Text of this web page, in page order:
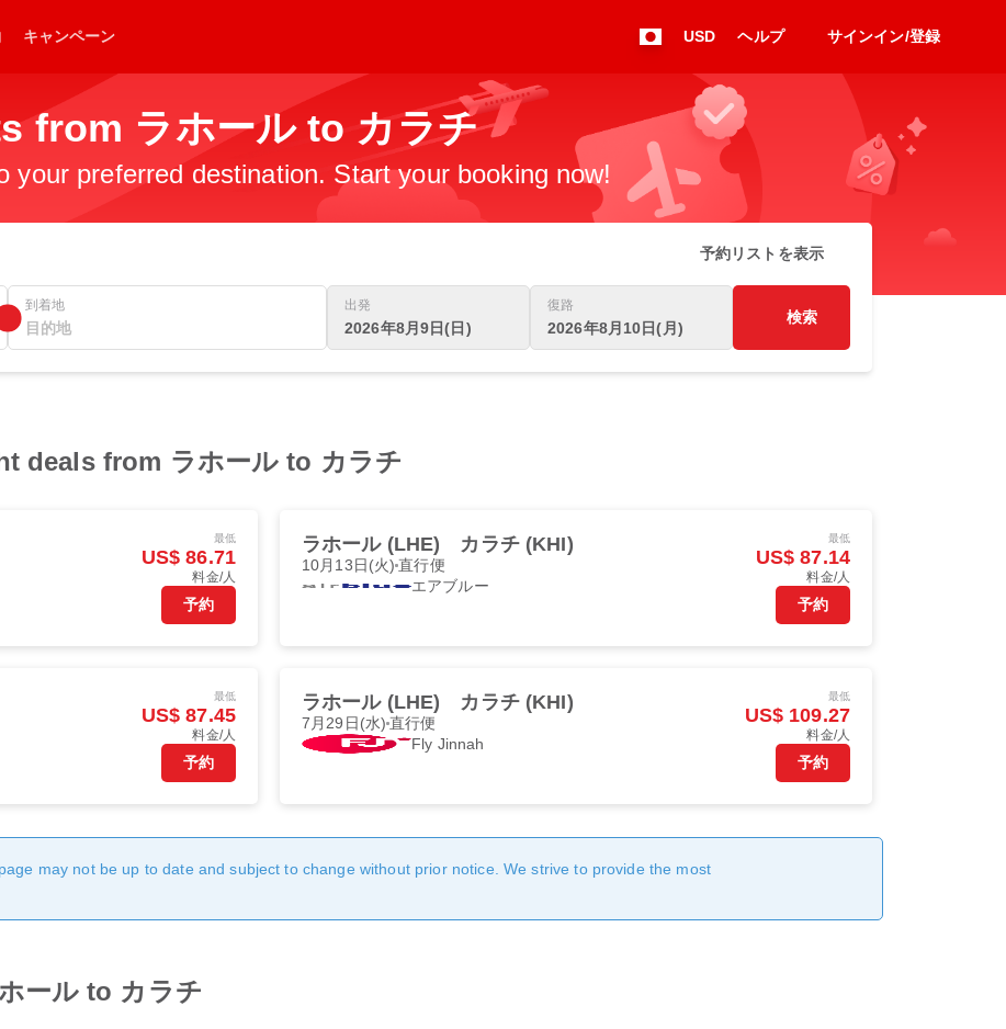
キャンペーン USD ヘルプ サインイン/登録
from ラホール to カラチ
your preferred destination. Start your booking now!
予約リストを表示
到着地 出発
2026年8月9日(日)
復路
2026年8月10日(月)
検索
deals from ラホール to カラチ
最低
US$ 86.71
料金/人
予約
ラホール (LHE) カラチ (KHI)
10月13日(火)直行便
エアブルー
最低
US$ 87.14
料金/人
予約
最低
US$ 87.45
料金/人
予約
ラホール (LHE) カラチ (KHI)
7月29日(水)直行便
Fly Jinnah
最低
US$ 109.27
料金/人
予約
may not be up to date and subject to change without prior notice. We strive to provide the most
ール to カラチ